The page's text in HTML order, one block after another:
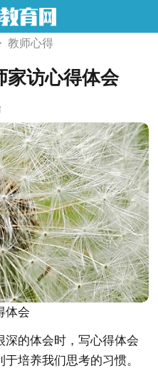
教师心得
家访心得体会
体会
深的体会时，写心得体会
培养我们思考的习惯。